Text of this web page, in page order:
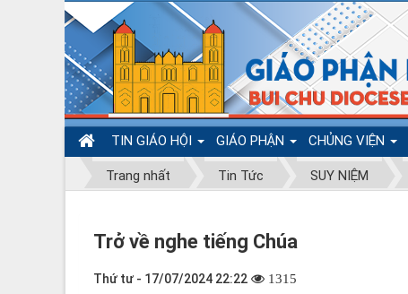
TIN GIÁO HỘI GIÁO PHẬN CHỦNG VIỆN
Trang nhất Tin Tức SUY NIỆM
Trở về nghe tiếng Chúa
Thứ tư - 17/07/2024 22:22 1315